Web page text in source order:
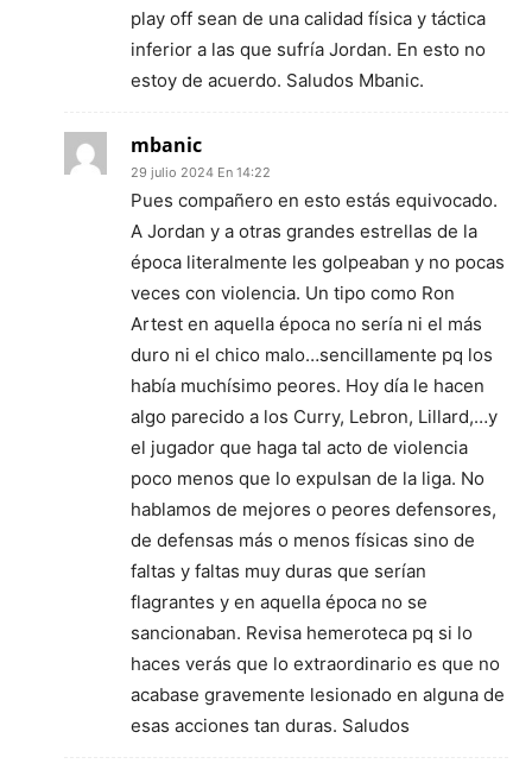
play off sean de una calidad física y táctica
inferior a las que sufría Jordan. En esto no
estoy de acuerdo. Saludos Mbanic.
mbanic
29 julio 2024 En 14:22
Pues compañero en esto estás equivocado.
A Jordan y a otras grandes estrellas de la
época literalmente les golpeaban y no pocas
veces con violencia. Un tipo como Ron
Artest en aquella época no sería ni el más
duro ni el chico malo…sencillamente pq los
había muchísimo peores. Hoy día le hacen
algo parecido a los Curry, Lebron, Lillard,…y
el jugador que haga tal acto de violencia
poco menos que lo expulsan de la liga. No
hablamos de mejores o peores defensores,
de defensas más o menos físicas sino de
faltas y faltas muy duras que serían
flagrantes y en aquella época no se
sancionaban. Revisa hemeroteca pq si lo
haces verás que lo extraordinario es que no
acabase gravemente lesionado en alguna de
esas acciones tan duras. Saludos